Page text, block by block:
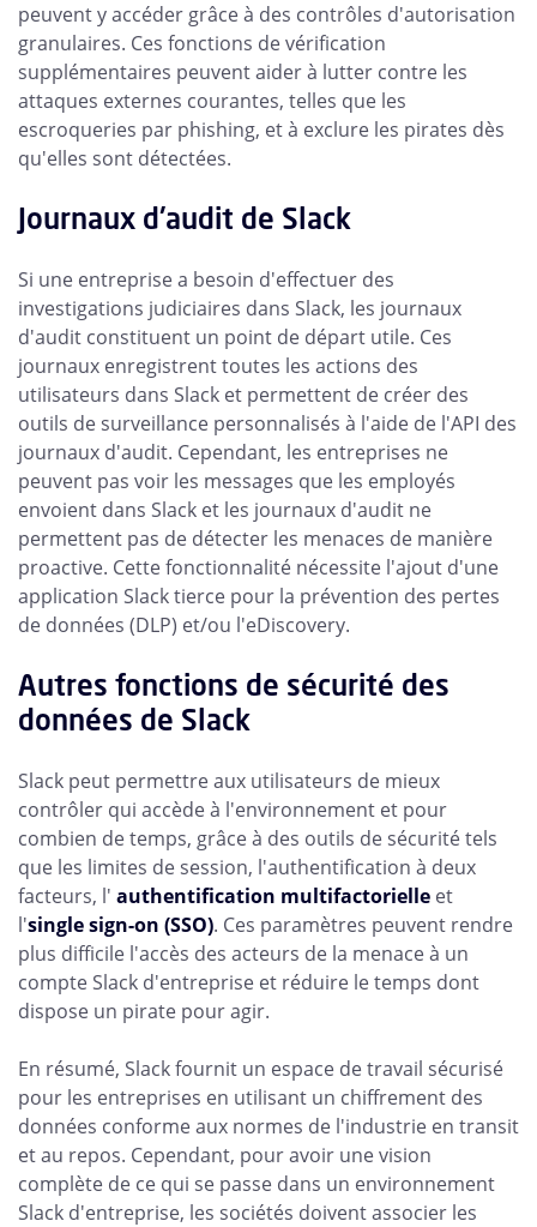
peuvent y accéder grâce à des contrôles d'autorisation
granulaires. Ces fonctions de vérification
supplémentaires peuvent aider à lutter contre les
attaques externes courantes, telles que les
escroqueries par phishing, et à exclure les pirates dès
qu'elles sont détectées.
Journaux d'audit de Slack
Si une entreprise a besoin d'effectuer des
investigations judiciaires dans Slack, les journaux
d'audit constituent un point de départ utile. Ces
journaux enregistrent toutes les actions des
utilisateurs dans Slack et permettent de créer des
outils de surveillance personnalisés à l'aide de l'API des
journaux d'audit. Cependant, les entreprises ne
peuvent pas voir les messages que les employés
envoient dans Slack et les journaux d'audit ne
permettent pas de détecter les menaces de manière
proactive. Cette fonctionnalité nécessite l'ajout d'une
application Slack tierce pour la prévention des pertes
de données (DLP) et/ou l'eDiscovery.
Autres fonctions de sécurité des
données de Slack
Slack peut permettre aux utilisateurs de mieux
contrôler qui accède à l'environnement et pour
combien de temps, grâce à des outils de sécurité tels
que les limites de session, l'authentification à deux
facteurs, l' authentification multifactorielle et
l'single sign-on (SSO). Ces paramètres peuvent rendre
plus difficile l'accès des acteurs de la menace à un
compte Slack d'entreprise et réduire le temps dont
dispose un pirate pour agir.
En résumé, Slack fournit un espace de travail sécurisé
pour les entreprises en utilisant un chiffrement des
données conforme aux normes de l'industrie en transit
et au repos. Cependant, pour avoir une vision
complète de ce qui se passe dans un environnement
Slack d'entreprise, les sociétés doivent associer les